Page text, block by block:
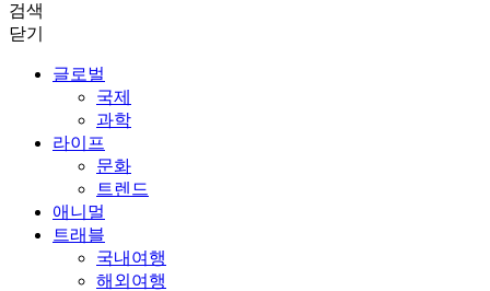
검색
닫기
글로벌
국제
과학
라이프
문화
트렌드
애니멀
트래블
국내여행
해외여행